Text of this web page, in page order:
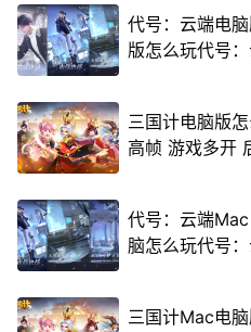
代号：云端电
版怎么玩代号
三国计电脑版
高帧 游戏多开
代号：云端
脑怎么玩代号
三国计Mac电